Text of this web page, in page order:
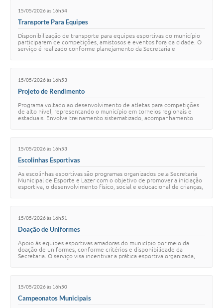
Obras
Galeria de Vídeos
Projetos
Links
Serviços Online
A Prefeitura
Diário Oficial
15/05/2026 às 16h54
Transporte Para Equipes
Disponibilização de transporte para equipes esportivas do município
participarem de competições, amistosos e eventos fora da cidade. O
serviço é realizado conforme planejamento da Secretaria e
15/05/2026 às 16h53
Projeto de Rendimento
Programa voltado ao desenvolvimento de atletas para competições
de alto nível, representando o município em torneios regionais e
estaduais. Envolve treinamento sistematizado, acompanhamento
15/05/2026 às 16h53
Escolinhas Esportivas
As escolinhas esportivas são programas organizados pela Secretaria
Municipal de Esporte e Lazer com o objetivo de promover a iniciação
esportiva, o desenvolvimento físico, social e educacional de crianças,
15/05/2026 às 16h51
Doação de Uniformes
Apoio às equipes esportivas amadoras do município por meio da
doação de uniformes, conforme critérios e disponibilidade da
Secretaria. O serviço visa incentivar a prática esportiva organizada,
15/05/2026 às 16h50
Campeonatos Municipais